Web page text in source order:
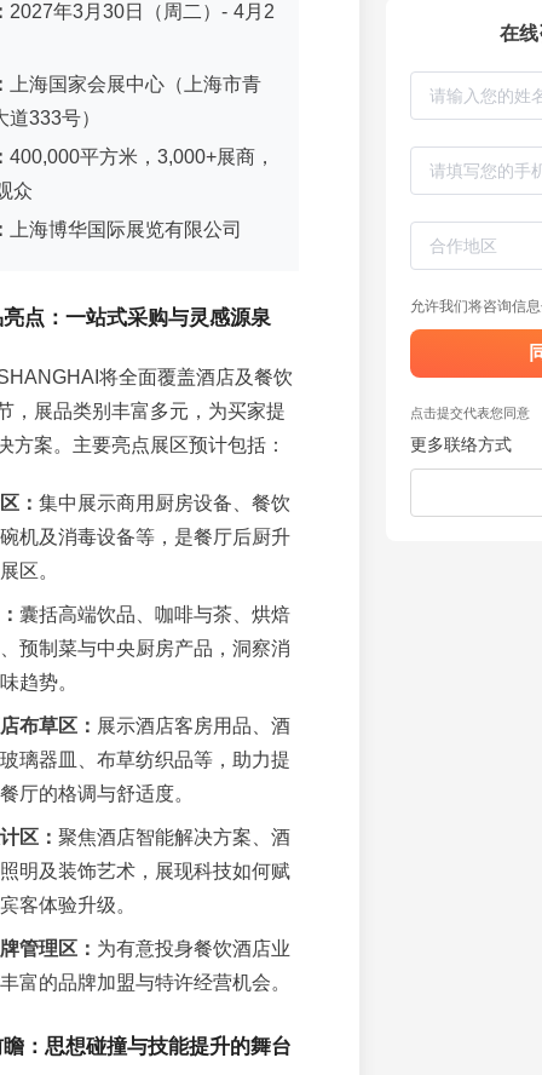
2027年3月30日（周二）- 4月2
上海国家会展中心（上海市青
333号）
400,000平方米，3,000+展商，
众
上海博华国际展览有限公司
点：一站式采购与灵感源泉
将全面覆盖酒店及餐饮
，展品类别丰富多元，为买家提
方案。主要亮点展区预计包括：
： 集中展示商用厨房设备、餐饮
机及消毒设备等，是餐厅后厨升
区。
囊括高端饮品、咖啡与茶、烘焙
预制菜与中央厨房产品，洞察消
趋势。
布草区： 展示酒店客房用品、酒
璃器皿、布草纺织品等，助力提
厅的格调与舒适度。
区： 聚焦酒店智能解决方案、酒
明及装饰艺术，展现科技如何赋
客体验升级。
管理区： 为有意投身餐饮酒店业
富的品牌加盟与特许经营机会。
：思想碰撞与技能提升的舞台
在
允许我们将咨询信
点击提交代表您同意
更多联络方式